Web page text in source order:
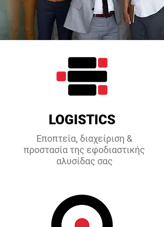
LOGISTICS
Εποπτεία, διαχείριση &
προστασία της εφοδιαστικής
αλυσίδας σας